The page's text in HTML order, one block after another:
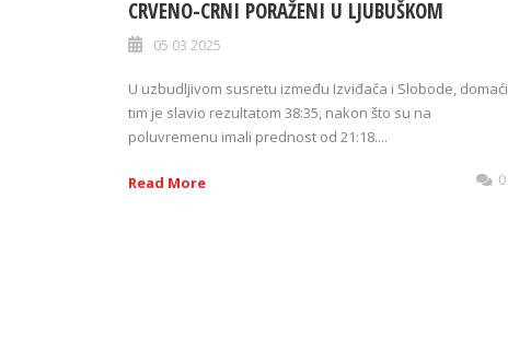
CRVENO-CRNI PORAŽENI U LJUBUŠKOM
05 03 2025
U uzbudljivom susretu između Izviđača i Slobode, domaći
tim je slavio rezultatom 38:35, nakon što su na
poluvremenu imali prednost od 21:18....
Read More 0